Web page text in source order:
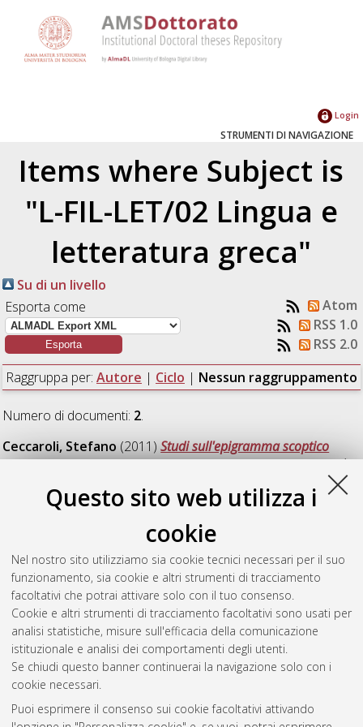
Questo sito web utilizza i
cookie
Nel nostro sito utilizziamo sia cookie tecnici necessari per il suo
funzionamento, sia cookie e altri strumenti di tracciamento
facoltativi che potrai attivare solo con il tuo consenso.
Cookie e altri strumenti di tracciamento facoltativi sono usati per
analisi statistiche, misure sull'efficacia della comunicazione
istituzionale e analisi dei comportamenti degli utenti.
Se chiudi questo banner continuerai la navigazione solo con i
cookie necessari.
Puoi esprimere il consenso sui cookie facoltativi attivando
Login
STRUMENTI DI NAVIGAZIONE
Items where Subject is
"L-FIL-LET/02 Lingua e
letteratura greca"
Su di un livello
Esporta come
Atom
RSS 1.0
RSS 2.0
Raggruppa per: Autore | Ciclo | Nessun raggruppamento
Numero di documenti: 2.
Ceccaroli, Stefano (2011)Studi sull'epigramma scoptico
greco, [Dissertation thesis], Alma Mater Studiorum Università
Filologia greca e latina, 23
Ciclo. DOI 10.6092/unibo/amsdottorato/4015.
Ricerche sulla desinenza del genitivo
singolare tematico in Lineare B , [Dissertation thesis], Alma
Mater Studiorum Università di Bologna. Dottorato di ricerca in
Filologia greca e latina, 23 Ciclo. DOI
10.6092/unibo/amsdottorato/4226.
Questa lista e' stata generata ilFri Aug 7 20:32:16 2026 CEST
Atom
Rss 1.0